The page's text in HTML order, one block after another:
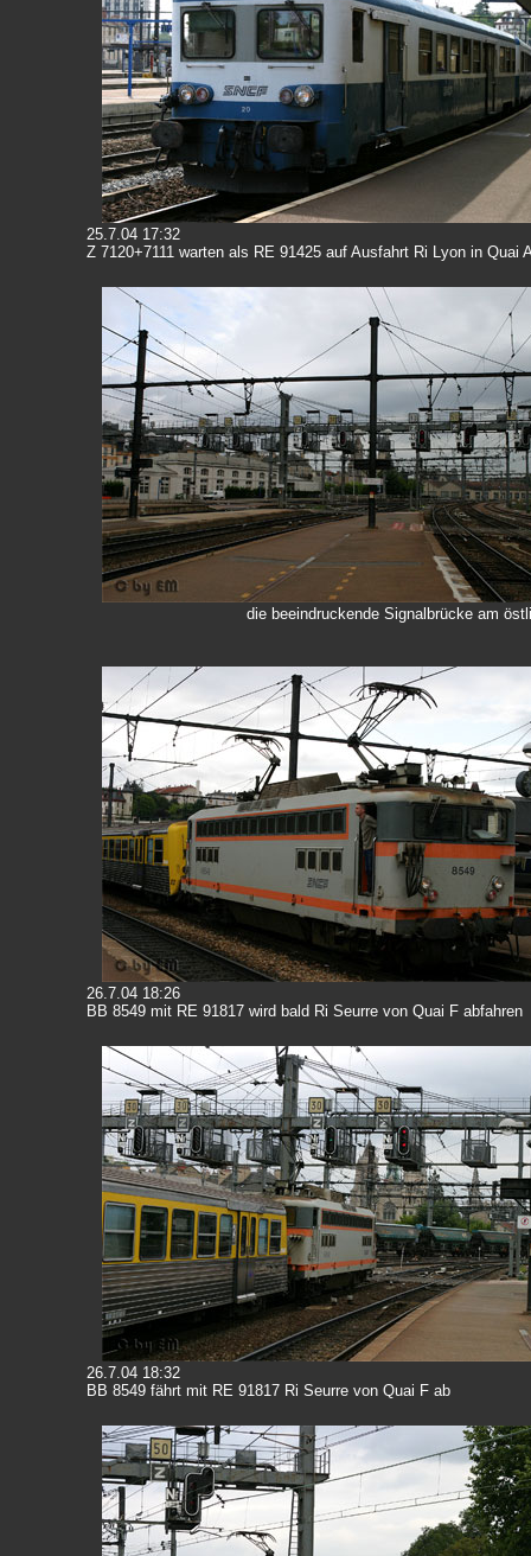
25.7.04 17:32
Z 7120+7111 warten als RE 91425 auf Ausfahrt Ri Lyon in Quai
die beeindruckende Signalbrücke am
26.7.04 18:26
BB 8549 mit RE 91817 wird bald Ri Seurre von Quai F abfahren
26.7.04 18:32
BB 8549 fährt mit RE 91817 Ri Seurre von Quai F ab